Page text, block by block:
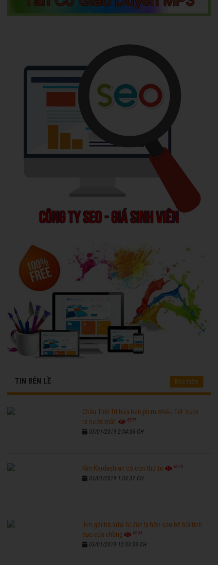
TIN BÊN LỀ Đọc thêm
Châu Tinh Trì hứa hẹn phim chiếu Tết 'cười
ra nước mắt'
6777
03/01/2019 2:04:06 CH
Kim Kardashian có con thứ tư 6273
03/01/2019 1:03:37 CH
'Em gái trà sữa' bị đồn ly hôn sau bê bối tình
dục của chồng
6594
03/01/2019 12:03:33 CH